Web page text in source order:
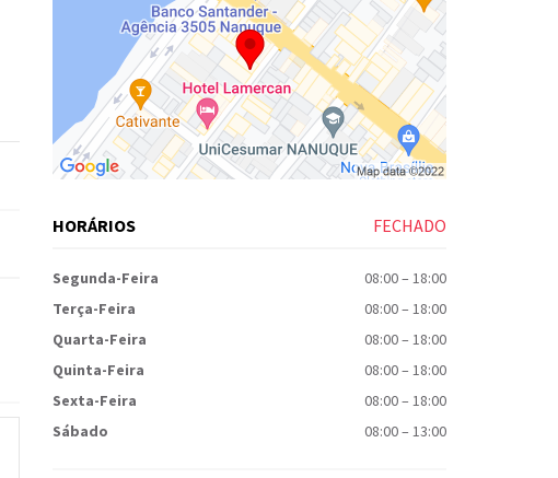
HORÁRIOS FECHADO
Segunda-Feira 08:00– 18:00
Terça-Feira
08:00– 18:00
Quarta-Feira
08:00– 18:00
Quinta-Feira
08:00– 18:00
Sexta-Feira
08:00– 18:00
Sábado
08:00– 13:00